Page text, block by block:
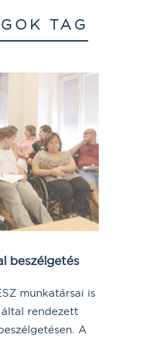
TAG
beszélgetés
munkatársai is
rendezett
A